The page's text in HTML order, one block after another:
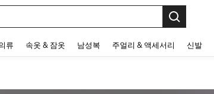
류 속옷 & 잠옷 남성복 주얼리 & 액세서리 신발